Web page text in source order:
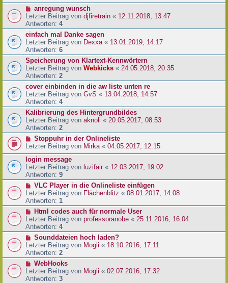
anregung wunsch
Letzter Beitrag von djfiretrain « 12.11.2018, 13:47
Antworten: 4
einfach mal Danke sagen
Letzter Beitrag von Dexxa « 13.01.2019, 14:17
Antworten: 6
Speicherung von Klartext-Kennwörtern
Letzter Beitrag von Webkicks « 24.05.2018, 20:35
Antworten: 2
cover einbinden in die aw liste unten re
Letzter Beitrag von GvS « 13.04.2018, 14:57
Antworten: 4
Kalibrierung des Hintergrundbildes
Letzter Beitrag von aknoli « 20.05.2017, 08:53
Antworten: 2
Stoppuhr in der Onlineliste
Letzter Beitrag von Mirka « 04.05.2017, 12:15
login message
Letzter Beitrag von luzifair « 12.03.2017, 19:02
Antworten: 9
VLC Player in die Onlineliste einfügen
Letzter Beitrag von Flächenblitz « 08.01.2017, 14:08
Antworten: 1
Html codes auch für normale User
Letzter Beitrag von professoranobe « 25.11.2016, 16:04
Antworten: 4
Sounddateien hoch laden?
Letzter Beitrag von Mogli « 18.10.2016, 17:11
Antworten: 2
WebHooks
Letzter Beitrag von Mogli « 02.07.2016, 17:32
Antworten: 3